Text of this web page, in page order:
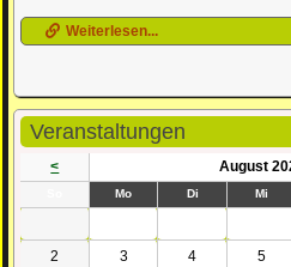
Weiterlesen...
Veranstaltungen
< August
Montag Dienstag Mi
2
3 4 5